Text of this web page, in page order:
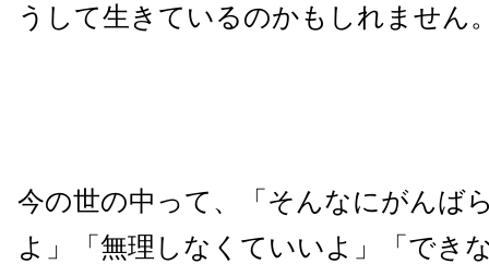
うして生きているのかもしれません
今の世の中って、「そんなにがんば
よ」「無理しなくていいよ」「でき